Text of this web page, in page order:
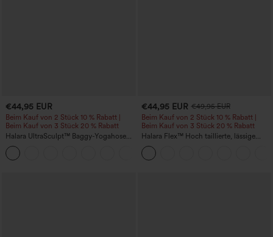
€44,95 EUR
Beim Kauf von 2 Stück 10 % Rabatt |
Beim Kauf von 3 Stück 20 % Rabatt
Halara UltraSculpt™ Baggy-Yogahose
mit hohem Bund, Bauchkontrolle,
Color-Block-Streifen und Taschen
€44,95 EUR €49,95 EUR
Beim Kauf von 2 Stück 10 % Rabatt |
Beim Kauf von 3 Stück 20 % Rabatt
Halara Flex™ Hoch taillierte, lässige
Jeans mit Taschen, umgekrempeltem
Saum, weitem Bein und verwaschenem
Finish